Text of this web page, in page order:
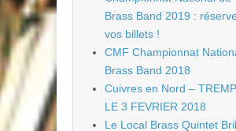
Brass Band 2019 :
vos billets !
CMF Championnat
Brass Band 2018
Cuivres en Nord –
LE 3 FEVRIER 2018
Le Local Brass Quintet